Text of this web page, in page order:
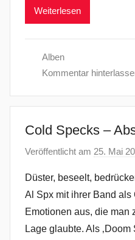
Weiterlesen
Alben
Kommentar
Cold Specks –
Veröffentlicht am 25. Mai
Düster, beseelt,
Al Spx mit ihrer Band
Emotionen aus, die man
Lage glaubte. Als